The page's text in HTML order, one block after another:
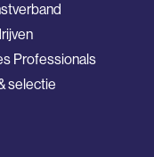
Professionals
selectie